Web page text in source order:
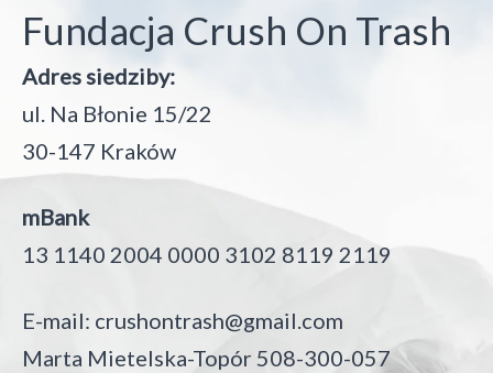
Fundacja Crush On Trash
Adres siedziby:
ul. Na Błonie 15/22
30-147 Kraków
mBank
13 1140 2004 0000 3102 8119 2119
E-mail: crushontrash@gmail.com
Marta Mietelska-Topór 508-300-057